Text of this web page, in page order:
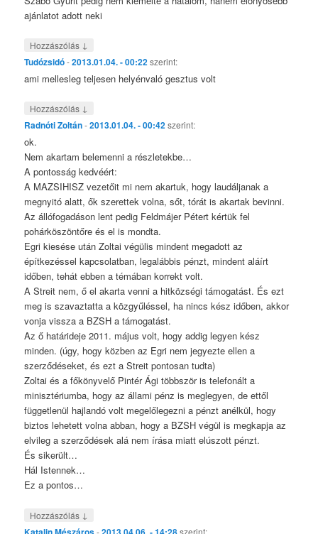
ajánlatot adott neki
Hozzászólás ↓
Tudózsidó-2013.01.04. - 00:22szerint:
ami mellesleg teljesen helyénvaló gesztus volt
Hozzászólás ↓
Radnóti Zoltán-2013.01.04. - 00:42szerint:
ok.
Nem akartam belemenni a részletekbe…
A pontosság kedvéért:
A MAZSIHISZ vezetőit mi nem akartuk, hogy laudáljanak a
megnyitó alatt, ők szerettek volna, sőt, tórát is akartak bevinni.
Az állófogadáson lent pedig Feldmájer Pétert kértük fel
pohárköszöntőre és el is mondta.
Egri kiesése után Zoltai végülis mindent megadott az
építkezéssel kapcsolatban, legalábbis pénzt, mindent aláírt
időben, tehát ebben a témában korrekt volt.
A Streit nem, ő el akarta venni a hitközségi támogatást. És ezt
meg is szavaztatta a közgyűléssel, ha nincs kész időben, akkor
vonja vissza a BZSH a támogatást.
Az ő határideje 2011. május volt, hogy addig legyen kész
minden. (úgy, hogy közben az Egri nem jegyezte ellen a
szerződéseket, és ezt a Streit pontosan tudta)
Zoltai és a főkönyvelő Pintér Ági többször is telefonált a
minisztériumba, hogy az állami pénz is meglegyen, de ettől
függetlenül hajlandó volt megelőlegezni a pénzt anélkül, hogy
biztos lehetett volna abban, hogy a BZSH végül is megkapja az
elvileg a szerződések alá nem írása miatt elúszott pénzt.
És sikerült…
Hál Istennek…
Ez a pontos…
Hozzászólás ↓
- szerint: